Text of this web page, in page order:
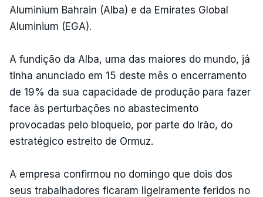
Aluminium Bahrain (Alba) e da Emirates Global
Aluminium (EGA).
A fundição da Alba, uma das maiores do mundo, já
tinha anunciado em 15 deste mês o encerramento
de 19% da sua capacidade de produção para fazer
face às perturbações no abastecimento
provocadas pelo bloqueio, por parte do Irão, do
estratégico estreito de Ormuz.
A empresa confirmou no domingo que dois dos
seus trabalhadores ficaram ligeiramente feridos no